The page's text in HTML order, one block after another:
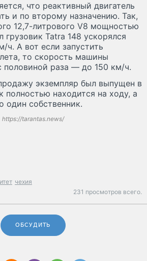
что реактивный двигатель
и по второму назначению. Так,
12,7-литрового V8 мощностью
Tatra 148 ускорялся
А вот если запустить
то скорость машины
половиной раза — до 150 км/ч.
экземпляр был выпущен в
полностью находится на ходу, а
один собственник.
https://tarantas.news/
чехия
231 просмотров всего.
ОБСУДИТЬ